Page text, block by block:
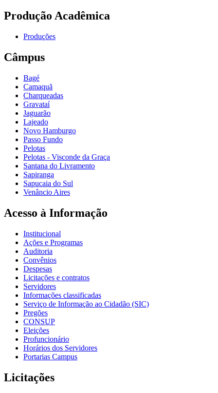
Produção Acadêmica
Produções
Câmpus
Bagé
Camaquã
Charqueadas
Gravataí
Jaguarão
Lajeado
Novo Hamburgo
Passo Fundo
Pelotas
Pelotas - Visconde da Graça
Santana do Livramento
Sapiranga
Sapucaia do Sul
Venâncio Aires
Acesso à Informação
Institucional
Ações e Programas
Auditoria
Convênios
Despesas
Licitações e contratos
Servidores
Informações classificadas
Serviço de Informação ao Cidadão (SIC)
Pregões
CONSUP
Eleições
Profuncionário
Horários dos Servidores
Portarias Campus
Licitações